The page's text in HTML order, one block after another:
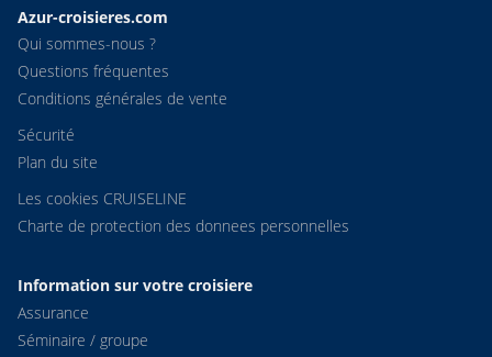
Azur-croisieres.com
Qui sommes-nous ?
Questions fréquentes
Conditions générales de vente
Sécurité
Plan du site
Les cookies CRUISELINE
Charte de protection des donnees personnelles
Information sur votre croisiere
Assurance
Séminaire / groupe